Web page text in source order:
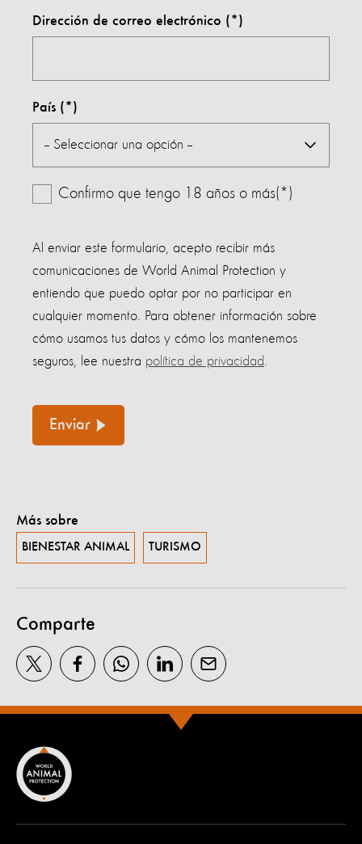
Dirección de correo electrónico
País
Confirmo que tengo 18 años o más(*)
Al enviar este formulario, acepto recibir más
comunicaciones de World Animal Protection y
entiendo que puedo optar por no participar en
cualquier momento. Para obtener información sobre
cómo usamos tus datos y cómo los mantenemos
seguros, lee nuestra política de privacidad.
Enviar
Más sobre
BIENESTAR ANIMAL TURISMO
Comparte